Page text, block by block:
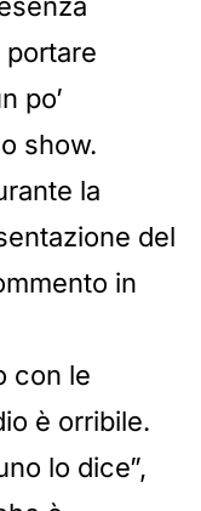
po’
show.
la
del
in
con le
è orribile.
lo dice”,